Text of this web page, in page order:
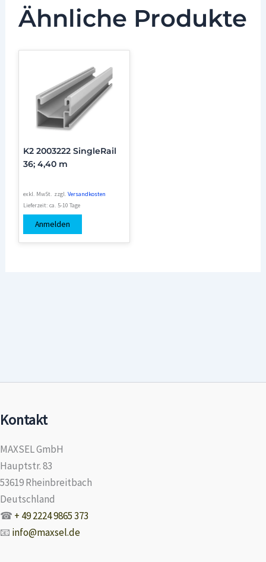
Ähnliche Produkte
K2 2003222 SingleRail
36; 4,40 m
exkl. MwSt. zzgl.Versandkosten
Lieferzeit:ca. 5-10 Tage
Anmelden
Kontakt
MAXSEL GmbH
Hauptstr. 83
53619 Rheinbreitbach
Deutschland
☎ + 49 2224 9865 373
📧 info@maxsel.de